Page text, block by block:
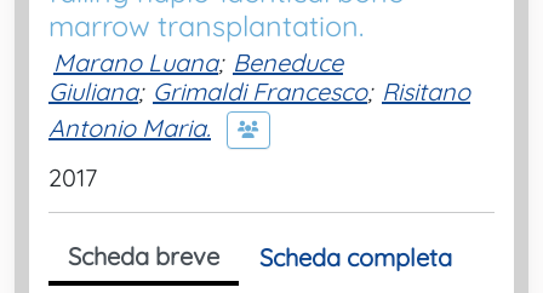
marrow transplantation.
Marano Luana; Beneduce
Giuliana; Grimaldi Francesco; Risitano
Antonio Maria.
2017
Scheda breve
Scheda completa